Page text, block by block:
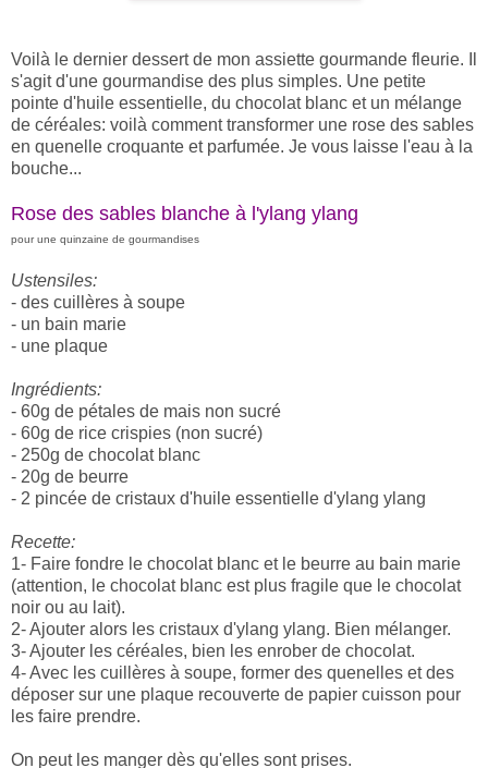
Voilà le dernier dessert de mon assiette gourmande fleurie. Il
s'agit d'une gourmandise des plus simples. Une petite
pointe d'huile essentielle, du chocolat blanc et un mélange
de céréales: voilà comment transformer une rose des sables
en quenelle croquante et parfumée. Je vous laisse l'eau à la
bouche...
Rose des sables blanche à l'ylang ylang
pour une quinzaine de gourmandises
Ustensiles:
- des cuillères à soupe
- un bain marie
- une plaque
Ingrédients:
- 60g de pétales de mais non sucré
- 60g de rice crispies (non sucré)
- 250g de chocolat blanc
- 20g de beurre
- 2 pincée de cristaux d'huile essentielle d'ylang ylang
Recette:
1- Faire fondre le chocolat blanc et le beurre au bain marie
(attention, le chocolat blanc est plus fragile que le chocolat
noir ou au lait).
2- Ajouter alors les cristaux d'ylang ylang. Bien mélanger.
3- Ajouter les céréales, bien les enrober de chocolat.
4- Avec les cuillères à soupe, former des quenelles et des
déposer sur une plaque recouverte de papier cuisson pour
les faire prendre.
On peut les manger dès qu'elles sont prises.